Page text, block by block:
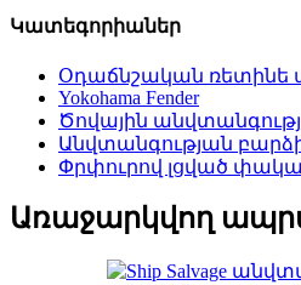
Կատեգորիաներ
Օդաճնշական
Yokohama Fender
Ծովային
Անվտանգության
Փրփուրով լցված
Առաջարկվող